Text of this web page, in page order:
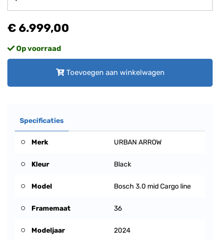
€ 6.999,00
Op voorraad
Toevoegen aan winkelwagen
Specificaties
Merk URBAN ARROW
Kleur Black
Model Bosch 3.0 mid Cargo line
Framemaat 36
Modeljaar 2024